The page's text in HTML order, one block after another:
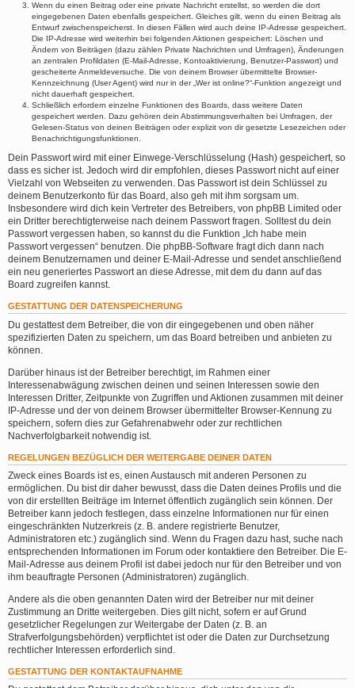
Wenn du einen Beitrag oder eine private Nachricht erstellst, so werden die dort
eingegebenen Daten ebenfalls gespeichert. Gleiches gilt, wenn du einen Beitrag als
Entwurf zwischenspeicherst. In diesen Fällen wird auch deine IP-Adresse gespeichert.
Die IP-Adresse wird weiterhin bei folgenden Aktionen gespeichert: Löschen und
Ändern von Beiträgen (dazu zählen Private Nachrichten und Umfragen), Änderungen
an zentralen Profildaten (E-Mail-Adresse, Kontoaktivierung, Benutzer-Passwort) und
gescheiterte Anmeldeversuche. Die von deinem Browser übermittelte Browser-
Kennzeichnung (User Agent) wird nur in der „Wer ist online?“-Funktion angezeigt und
nicht dauerhaft gespeichert.
Schließlich erfordern einzelne Funktionen des Boards, dass weitere Daten
gespeichert werden. Dazu gehören dein Abstimmungsverhalten bei Umfragen, der
Gelesen-Status von deinen Beiträgen oder explizit von dir gesetzte Lesezeichen oder
Benachrichtigungsfunktionen.
Dein Passwort wird mit einer Einwege-Verschlüsselung (Hash) gespeichert, so
dass es sicher ist. Jedoch wird dir empfohlen, dieses Passwort nicht auf einer
Vielzahl von Webseiten zu verwenden. Das Passwort ist dein Schlüssel zu
deinem Benutzerkonto für das Board, also geh mit ihm sorgsam um.
Insbesondere wird dich kein Vertreter des Betreibers, von phpBB Limited oder
ein Dritter berechtigterweise nach deinem Passwort fragen. Solltest du dein
Passwort vergessen haben, so kannst du die Funktion „Ich habe mein
Passwort vergessen“ benutzen. Die phpBB-Software fragt dich dann nach
deinem Benutzernamen und deiner E-Mail-Adresse und sendet anschließend
ein neu generiertes Passwort an diese Adresse, mit dem du dann auf das
Board zugreifen kannst.
GESTATTUNG DER DATENSPEICHERUNG
Du gestattest dem Betreiber, die von dir eingegebenen und oben näher
spezifizierten Daten zu speichern, um das Board betreiben und anbieten zu
können.
Darüber hinaus ist der Betreiber berechtigt, im Rahmen einer
Interessenabwägung zwischen deinen und seinen Interessen sowie den
Interessen Dritter, Zeitpunkte von Zugriffen und Aktionen zusammen mit deiner
IP-Adresse und der von deinem Browser übermittelter Browser-Kennung zu
speichern, sofern dies zur Gefahrenabwehr oder zur rechtlichen
Nachverfolgbarkeit notwendig ist.
REGELUNGEN BEZÜGLICH DER WEITERGABE DEINER DATEN
Zweck eines Boards ist es, einen Austausch mit anderen Personen zu
ermöglichen. Du bist dir daher bewusst, dass die Daten deines Profils und die
von dir erstellten Beiträge im Internet öffentlich zugänglich sein können. Der
Betreiber kann jedoch festlegen, dass einzelne Informationen nur für einen
eingeschränkten Nutzerkreis (z. B. andere registrierte Benutzer,
Administratoren etc.) zugänglich sind. Wenn du Fragen dazu hast, suche nach
entsprechenden Informationen im Forum oder kontaktiere den Betreiber. Die E-
Mail-Adresse aus deinem Profil ist dabei jedoch nur für den Betreiber und von
ihm beauftragte Personen (Administratoren) zugänglich.
Andere als die oben genannten Daten wird der Betreiber nur mit deiner
Zustimmung an Dritte weitergeben. Dies gilt nicht, sofern er auf Grund
gesetzlicher Regelungen zur Weitergabe der Daten (z. B. an
Strafverfolgungsbehörden) verpflichtet ist oder die Daten zur Durchsetzung
rechtlicher Interessen erforderlich sind.
GESTATTUNG DER KONTAKTAUFNAHME